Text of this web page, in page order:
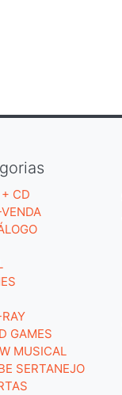
CD
GAMES
MUSICAL
SERTANEJO